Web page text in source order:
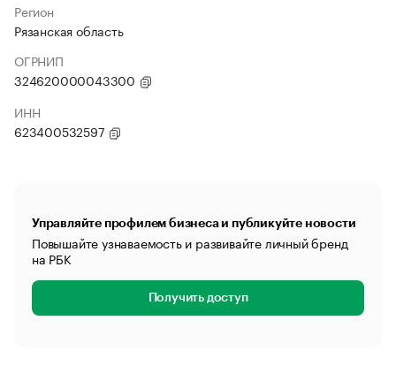
Регион
Рязанская область
ОГРНИП
324620000043300
ИНН
623400532597
Управляйте профилем бизнеса и публикуйте новости
Повышайте узнаваемость и развивайте личный бренд
на РБК
Получить доступ